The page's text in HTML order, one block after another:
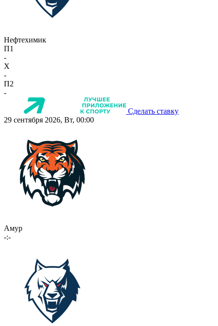
Нефтехимик
П1
-
X
-
П2
-
Сделать ставку
29 сентября 2026, Вт, 00:00
Амур
-:-